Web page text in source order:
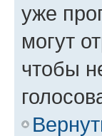
уже
могут
чтобы